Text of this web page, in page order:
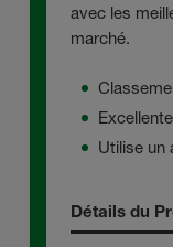
avec les
marché.
Utilise un
Détails du